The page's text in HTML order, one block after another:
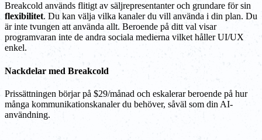
Breakcold används flitigt av säljrepresentanter och grundare för sin
flexibilitet. Du kan välja vilka kanaler du vill använda i din plan. Du
är inte tvungen att använda allt. Beroende på ditt val visar
programvaran inte de andra sociala medierna vilket håller UI/UX
enkel.
Nackdelar med Breakcold
Prissättningen börjar på $29/månad och eskalerar beroende på hur
många kommunikationskanaler du behöver, såväl som din AI-
användning.